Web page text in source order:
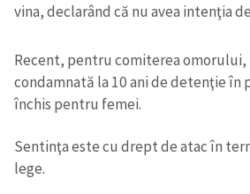
vina, declarând că nu avea intenţia
Recent, pentru comiterea omorului,
condamnată la 10 ani de detenţie în
închis pentru femei.
Sentinţa este cu drept de atac în
lege.